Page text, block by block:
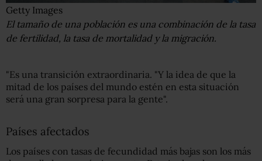
Getty Images
El tamaño de una población es una combinación de la tasa
de fertilidad, la tasa de mortalidad y la migración.
"Es una transición extraordinaria. "Y la idea de que la
mitad de los países del mundo estén en esta situación
será una gran sorpresa para la gente".
Países afectados
Los países con tasas de fecundidad más bajas son los más